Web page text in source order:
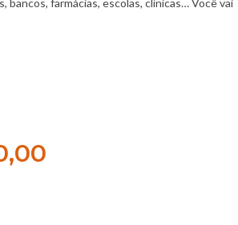
farmácias, escolas, clínicas… Você vai